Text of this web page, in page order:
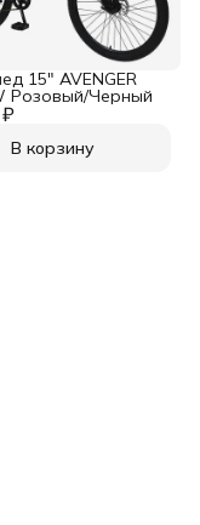
15" AVENGER
Розовый/Черный
В корзину